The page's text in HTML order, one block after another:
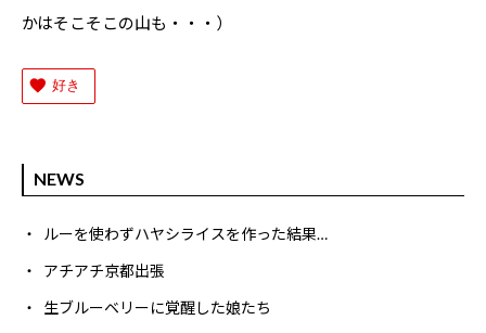
かはそこそこの山も・・・）
好き
NEWS
ルーを使わずハヤシライスを作った結果…
アチアチ京都出張
生ブルーベリーに覚醒した娘たち